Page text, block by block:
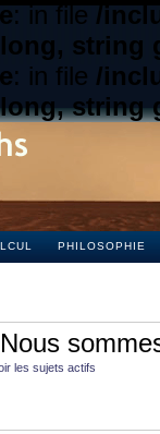
: in file/
string
: in file /
string
PHILOSOPHIE
Nous
les sujets actifs